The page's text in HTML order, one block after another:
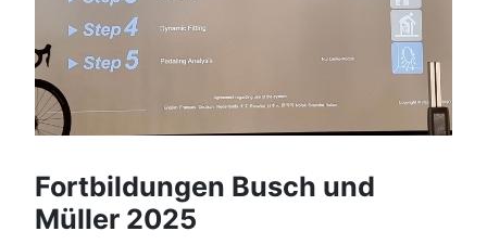
Fortbildungen Busch und
Müller 2025